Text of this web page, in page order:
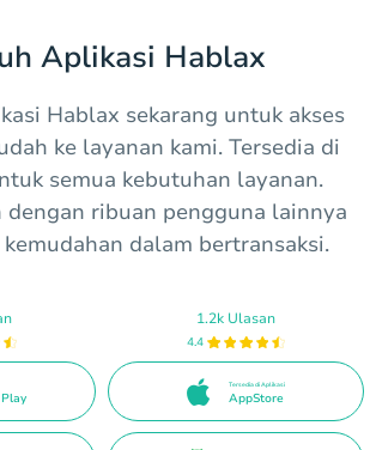
Aplikasi Hablax
Hablax sekarang untuk akses
ke layanan kami. Tersedia di
semua kebutuhan layanan.
dengan ribuan pengguna lainnya
dalam bertransaksi.
1.2k Ulasan
4.4
Tersedia di Aplikasi
AppStore